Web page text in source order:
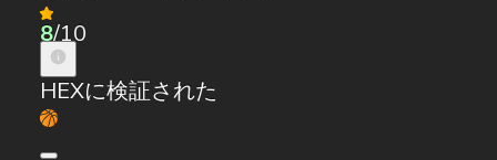
8/10
HEXに検証された